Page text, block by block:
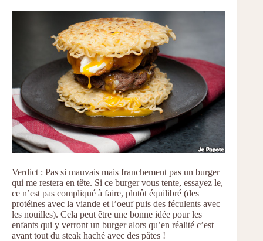
Verdict : Pas si mauvais mais franchement pas un burger
qui me restera en tête. Si ce burger vous tente, essayez le,
ce n’est pas compliqué à faire, plutôt équilibré (des
protéines avec la viande et l’oeuf puis des féculents avec
les nouilles). Cela peut être une bonne idée pour les
enfants qui y verront un burger alors qu’en réalité c’est
avant tout du steak haché avec des pâtes !